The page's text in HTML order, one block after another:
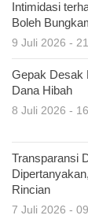
Intimidasi
Boleh
9 Juli 2026 -
Gepak Desak
Dana Hibah
8 Juli 2026 -
Transparansi
Rincian
7 Juli 2026 -